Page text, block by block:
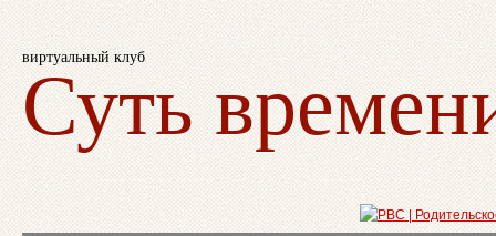
виртуальный клуб
Суть